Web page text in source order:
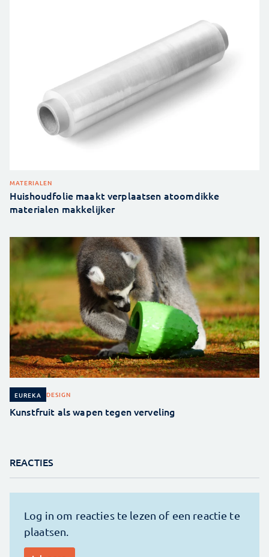
MATERIALEN
Huishoudfolie maakt verplaatsen atoomdikke
materialen makkelijker
EUREKA DESIGN
Kunstfruit als wapen tegen verveling
REACTIES